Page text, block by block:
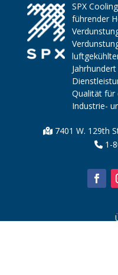
SPX
führender
Qualität für
Industrie-
7401 W. 129th
1-